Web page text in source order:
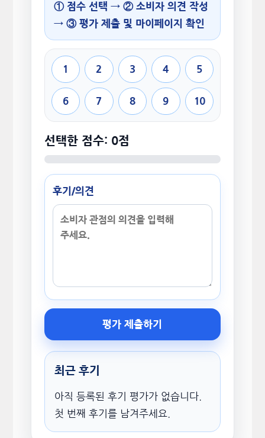
① 점수 선택 → ② 소비자 의견 작성
→ ③ 평가 제출 및 마이페이지 확인
1 2 3 4 5
6 7 8 9 10
선택한 점수: 0점
후기/의견
평가 제출하기
최근 후기
아직 등록된 후기 평가가 없습니다.
첫 번째 후기를 남겨주세요.